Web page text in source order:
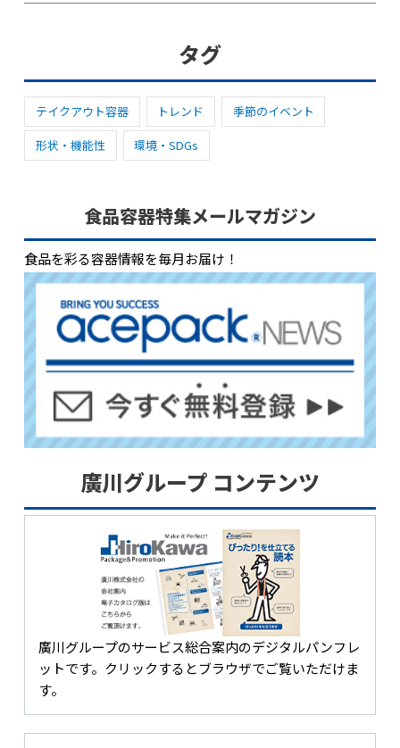
タグ
テイクアウト容器 トレンド
季節のイベント
形状・機能性
環境・SDGs
食品容器特集メールマガジン
食品を彩る容器情報を毎月お届け！
廣川グループ コンテンツ
廣川グループのサービス総合案内のデジタルパンフレ
ットです。クリックするとブラウザでご覧いただけま
す。